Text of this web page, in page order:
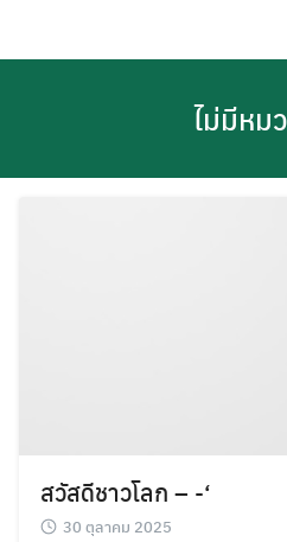
ไม่มีหม
สวัสดีชาวโลก – -‘
30 ตุลาคม 2025